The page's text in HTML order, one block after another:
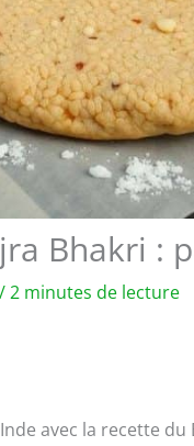
Bhakri :
/2 minutes de lecture
avec la recette